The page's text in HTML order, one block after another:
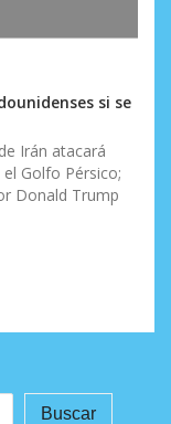
si se
Irán atacará
Golfo Pérsico;
Donald Trump
Buscar